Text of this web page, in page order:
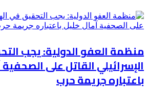
منظمة العفو الدولية: يجب
الإسرائيلي القاتل على
باعتباره جريمة حرب